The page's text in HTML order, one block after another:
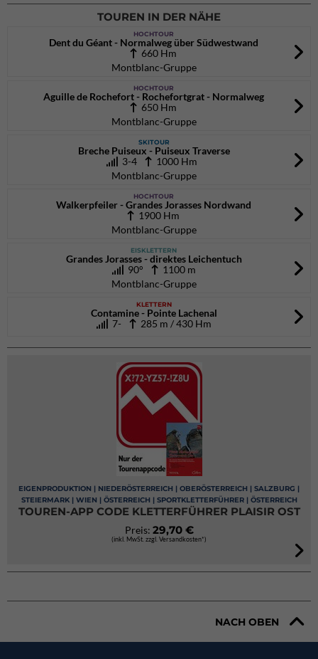
TOUREN IN DER NÄHE
HOCHTOUR
Dent du Géant - Normalweg über Südwestwand
660 Hm
Montblanc-Gruppe
HOCHTOUR
Aguille de Rochefort - Rochefortgrat - Normalweg
650 Hm
Montblanc-Gruppe
SKITOUR
Breche Puiseux - Puiseux Traverse
3-4 1000 Hm
Montblanc-Gruppe
HOCHTOUR
Walkerpfeiler - Grandes Jorasses Nordwand
1900 Hm
Montblanc-Gruppe
EISKLETTERN
Grandes Jorasses - direktes Leichentuch
90° 1100 m
Montblanc-Gruppe
KLETTERN
Contamine - Pointe Lachenal
7- 285 m / 430 Hm
EIGENPRODUKTION | NIEDERÖSTERREICH | OBERÖSTERREICH | SALZBURG |
STEIERMARK | WIEN | ÖSTERREICH | SPORTKLETTERFÜHRER | ÖSTERREICH
TOUREN-APP CODE KLETTERFÜHRER PLAISIR OST
Preis: 29,70 €
(inkl. MwSt. zzgl. Versandkosten*)
NACH OBEN